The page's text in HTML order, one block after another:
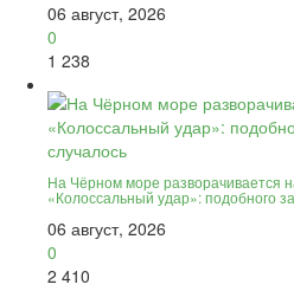
06 август, 2026
0
1 238
На Чёрном море разворачивается
«Колоссальный удар»: подобного
06 август, 2026
0
2 410